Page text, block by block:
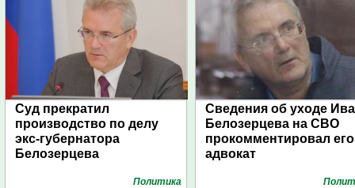
Суд прекратил
производство по делу
экс-губернатора
Белозерцева
Политика
Сведения об уходе
Белозерцева на СВО
прокомментировал его
адвокат